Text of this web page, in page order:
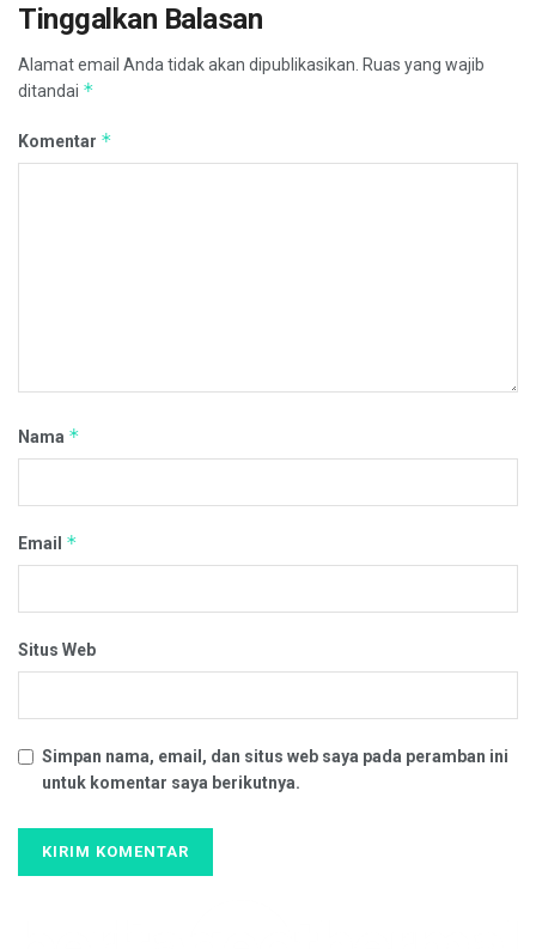
Tinggalkan Balasan
Alamat email Anda tidak akan dipublikasikan. Ruas yang wajib
ditandai *
Komentar *
Nama *
Email *
Situs Web
Simpan nama, email, dan situs web saya pada peramban ini
untuk komentar saya berikutnya.